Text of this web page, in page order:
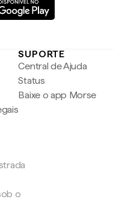
SUPORTE
Central de Ajuda
Status
Baixe o app Morse
o